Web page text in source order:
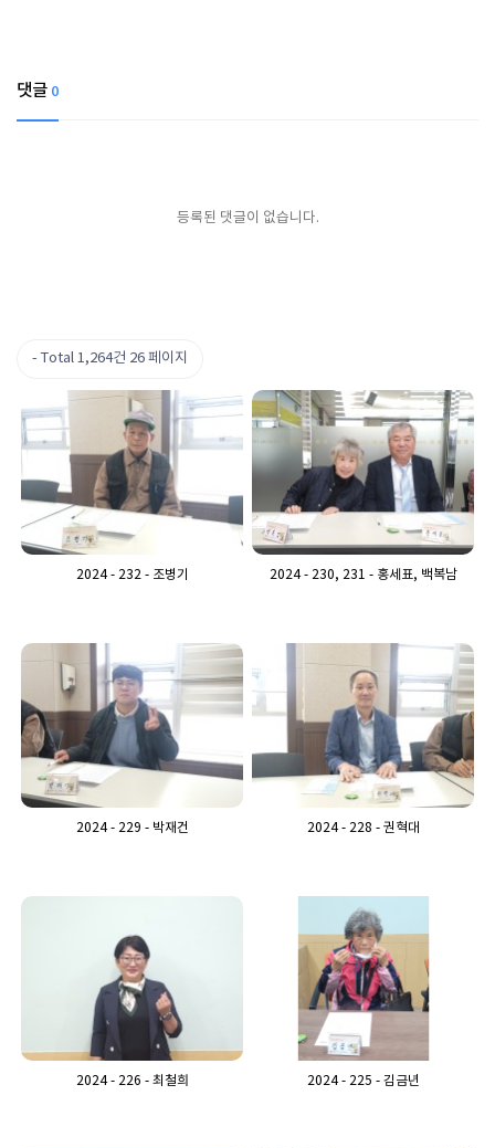
댓글 0
등록된 댓글이 없습니다.
Total 1,264건 26 페이지
2024 - 232 - 조병기 2024 - 230, 231 - 홍세표, 백복남
2024 - 229 - 박재건 2024 - 228 - 권혁대
2024 - 226 - 최철희 2024 - 225 - 김금년